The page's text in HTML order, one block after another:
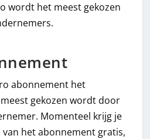
wordt het meest gekozen
abonnement het
gekozen wordt door
Momenteel krijg je
het abonnement gratis,